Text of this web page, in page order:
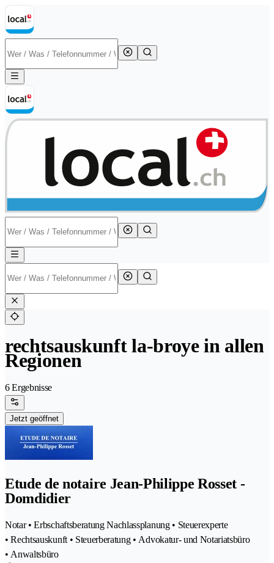
rechtsauskunft la-broye in allen
Regionen
6 Ergebnisse
Jetzt geöffnet
Etude de notaire Jean-Philippe Rosset -
Domdidier
Notar • Erbschaftsberatung Nachlassplanung • Steuerexperte
• Rechtsauskunft • Steuerberatung • Advokatur- und Notariatsbüro
• Anwaltsbüro